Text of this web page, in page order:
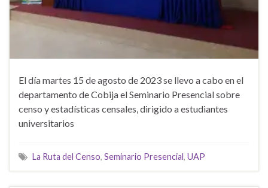
El día martes 15 de agosto de 2023 se llevo a cabo en el
departamento de Cobija el Seminario Presencial sobre
censo y estadísticas censales, dirigido a estudiantes
universitarios
La Ruta del Censo, Seminario Presencial , UAP